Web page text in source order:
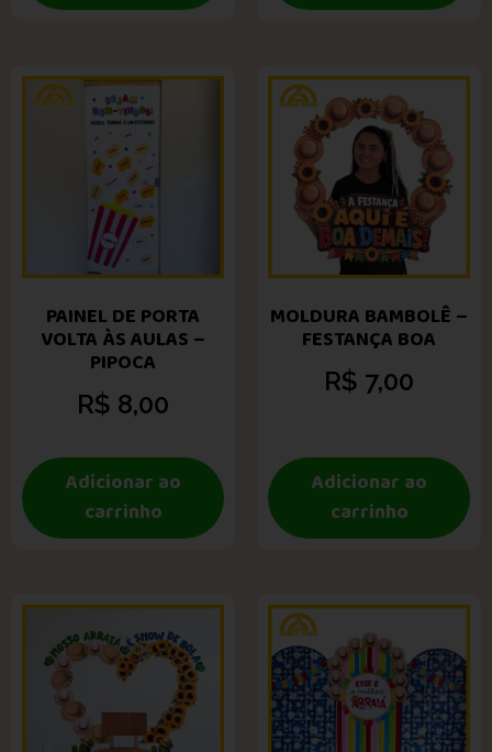
PAINEL DE PORTA
VOLTA ÀS AULAS –
PIPOCA
R$ 8,00
Adicionar ao
carrinho
MOLDURA BAMBOLÊ –
FESTANÇA BOA
R$ 7,00
Adicionar ao
carrinho